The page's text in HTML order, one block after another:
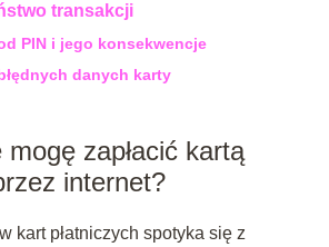
transakcji
PIN i jego konsekwencje
danych karty
zapłacić kartą
internet?
kart płatniczych spotyka się z